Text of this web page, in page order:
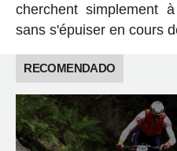
cherchent simplement
sans s'épuiser en cours
RECOMENDADO